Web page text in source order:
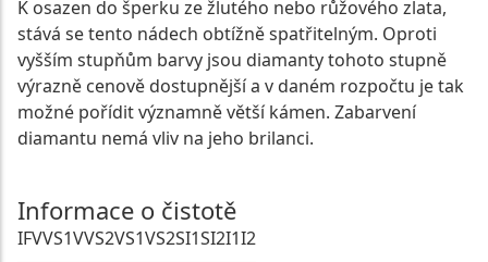
K osazen do šperku ze žlutého nebo růžového zlata,
stává se tento nádech obtížně spatřitelným. Oproti
vyšším stupňům barvy jsou diamanty tohoto stupně
výrazně cenově dostupnější a v daném rozpočtu je tak
možné pořídit významně větší kámen. Zabarvení
diamantu nemá vliv na jeho brilanci.
Informace o čistotě
IFVVS1VVS2VS1VS2SI1SI2I1I2